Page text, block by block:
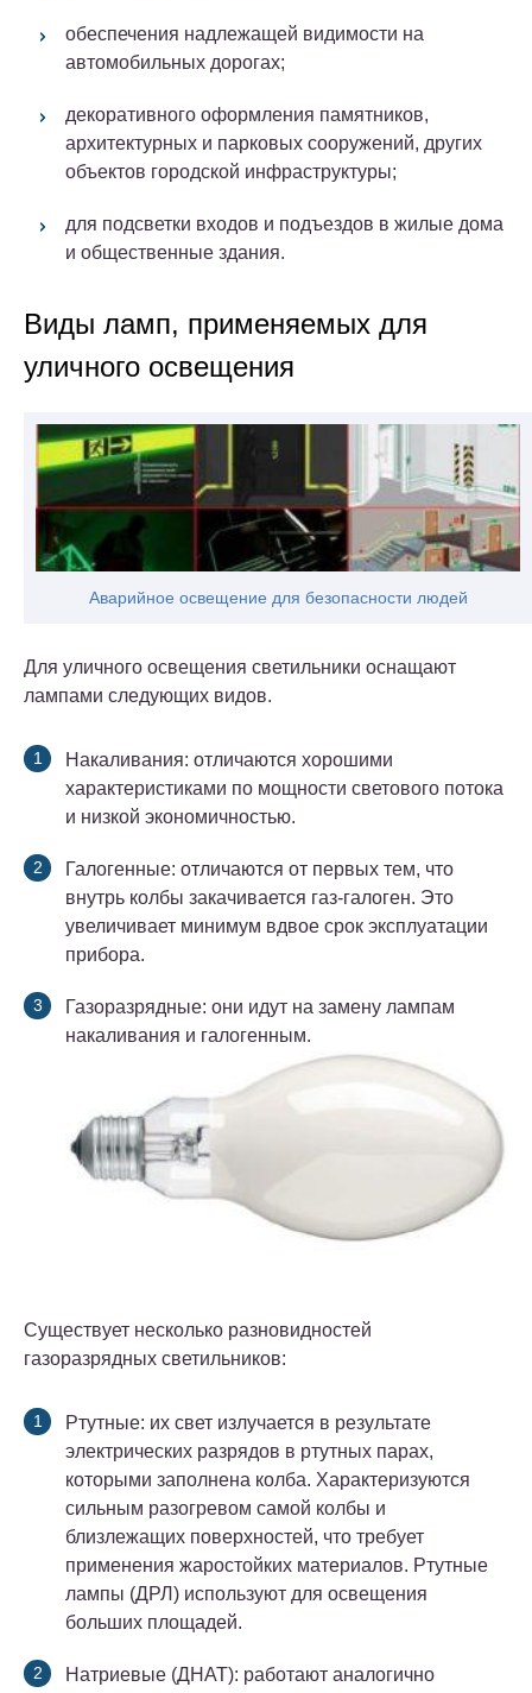
обеспечения надлежащей видимости на
автомобильных дорогах;
декоративного оформления памятников,
архитектурных и парковых сооружений, других
объектов городской инфраструктуры;
для подсветки входов и подъездов в жилые дома
и общественные здания.
Виды ламп, применяемых для
уличного освещения
Аварийное освещение для безопасности людей
Для уличного освещения светильники оснащают
лампами следующих видов.
Накаливания: отличаются хорошими
характеристиками по мощности светового потока
и низкой экономичностью.
Галогенные: отличаются от первых тем, что
внутрь колбы закачивается газ-галоген. Это
увеличивает минимум вдвое срок эксплуатации
прибора.
Газоразрядные: они идут на замену лампам
накаливания и галогенным.
Существует несколько разновидностей
газоразрядных светильников:
Ртутные: их свет излучается в результате
электрических разрядов в ртутных парах,
которыми заполнена колба. Характеризуются
сильным разогревом самой колбы и
близлежащих поверхностей, что требует
применения жаростойких материалов. Ртутные
лампы (ДРЛ) используют для освещения
больших площадей.
Натриевые (ДНАТ): работают аналогично